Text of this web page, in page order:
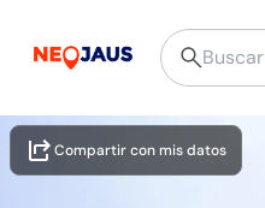
Compartir con mis datos